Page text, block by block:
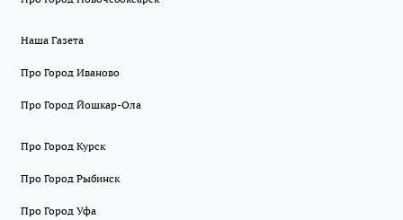
Наша Газета
Про Город Иваново
Про Город Йошкар-Ола
Про Город Курск
Про Город Рыбинск
Про Город Уфа